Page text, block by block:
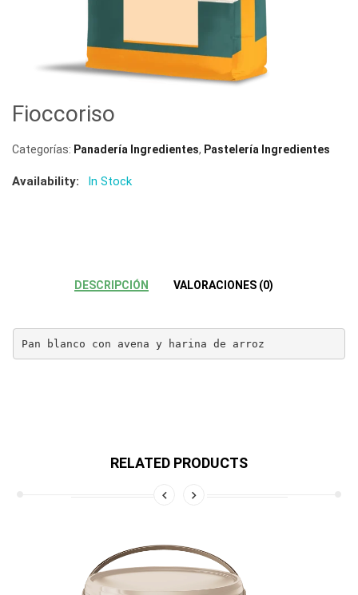
Fioccoriso
Categorías: Panadería Ingredientes, Pastelería Ingredientes
Availability: In Stock
DESCRIPCIÓN VALORACIONES (0)
Pan blanco con avena y harina de arroz
RELATED PRODUCTS